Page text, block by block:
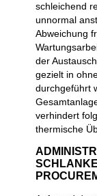
schleichend
unnormal
Abweichung
der
gezielt in
durchgeführt
verhindert
thermische